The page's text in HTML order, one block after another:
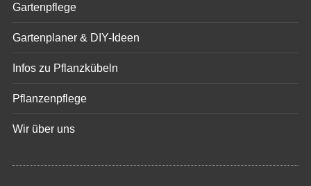
Gartenpflege
Gartenplaner & DIY-Ideen
Infos zu Pflanzkübeln
Pflanzenpflege
Wir über uns